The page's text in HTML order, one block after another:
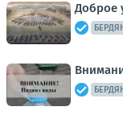
Доброе